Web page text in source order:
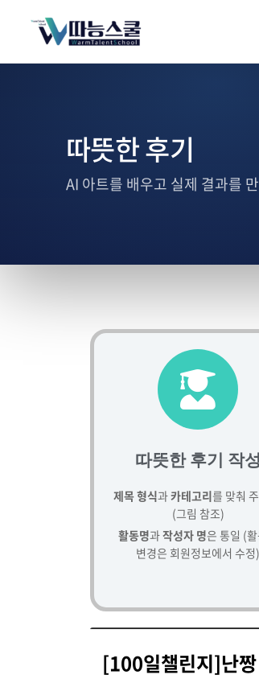
따뜻한 후기
AI 아트를 배우고 실제 결과를
따뜻한 후기 작성
제목 형식과카테고리를 맞춰
(그림 참조)
활동명과작성자 명은 통일 (
변경은 회원정보에서 수정)
[100일챌린지]난